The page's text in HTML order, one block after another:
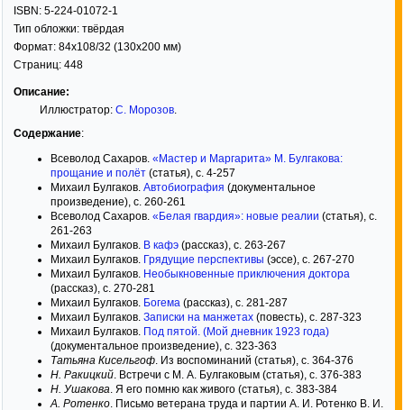
ISBN: 5-224-01072-1
Тип обложки: твёрдая
Формат: 84x108/32 (130x200 мм)
Страниц: 448
Описание:
Иллюстратор: С. Морозов.
Содержание:
Всеволод Сахаров. «Мастер и Маргарита» М. Булгакова:
прощание и полёт (статья), c. 4-257
Михаил Булгаков. Автобиография (документальное
произведение), c. 260-261
Всеволод Сахаров. «Белая гвардия»: новые реалии (статья), c.
261-263
Михаил Булгаков. В кафэ (рассказ), c. 263-267
Михаил Булгаков. Грядущие перспективы (эссе), c. 267-270
Михаил Булгаков. Необыкновенные приключения доктора
(рассказ), c. 270-281
Михаил Булгаков. Богема (рассказ), c. 281-287
Михаил Булгаков. Записки на манжетах (повесть), c. 287-323
Михаил Булгаков. Под пятой. (Мой дневник 1923 года)
(документальное произведение), c. 323-363
Татьяна Кисельгоф. Из воспоминаний (статья), c. 364-376
Н. Ракицкий. Встречи с М. А. Булгаковым (статья), c. 376-383
Н. Ушакова. Я его помню как живого (статья), c. 383-384
А. Ротенко. Письмо ветерана труда и партии А. И. Ротенко В. И.